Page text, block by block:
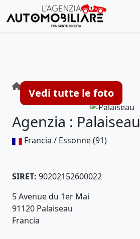
Vedi tutte le foto
Agenzia : Palaiseau
Francia / Essonne (91)
SIRET: 90202152600022
5 Avenue du 1er Mai
91120 Palaiseau
Francia